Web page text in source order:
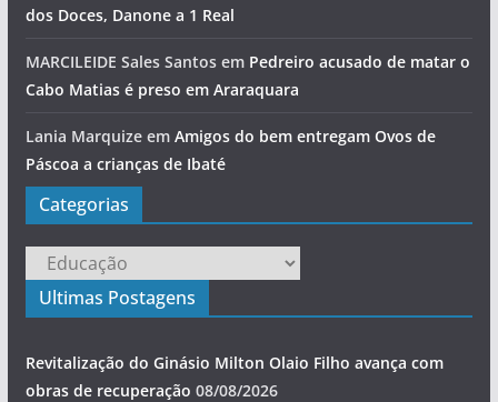
dos Doces, Danone a 1 Real
MARCILEIDE Sales Santosem Pedreiro acusado de matar o
Cabo Matias é preso em Araraquara
Lania Marquizeem Amigos do bem entregam Ovos de
Páscoa a crianças de Ibaté
Categorias
Categorias
Ultimas Postagens
Revitalização do Ginásio Milton Olaio Filho avança com
obras de recuperação 08/08/2026